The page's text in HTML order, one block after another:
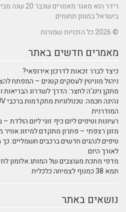
רידר הוא
בישראל במגוון תחומים.
© 2026 כל הזכויות שמורות
מאמרים חדשים באתר
כיצד לברר זכאות לדרכון אירופאי?
ניהול מוניטין לעסקים קטנים – המפתח
מתקן נינג'ה לחצר: הדרך לשדרוג הבריאות
המודרנית
רעיונות וטיפים ליום כיף זוגי ליום הולדת
מזגן רצפתי – פתרון מתקדם למיזוג
טיפים לנהגים חדשים ברכבים חשמליים: כך
לאורך היום
מדפי מתכת מעוצבים של המותג אלומון
תמא 38 כמנוף לצמיחה כלכלית
נושאים באתר